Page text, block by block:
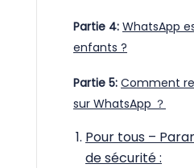
Partie 4: WhatsApp
enfants ?
Partie 5: Comment
sur WhatsApp ？
Pour tous –
de sécurité :